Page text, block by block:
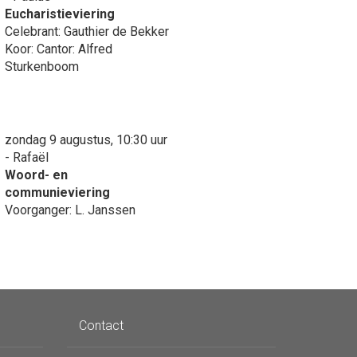
Eucharistieviering
Celebrant: Gauthier de Bekker
Koor: Cantor: Alfred
Sturkenboom
zondag 9 augustus, 10:30 uur
- Rafaël
Woord- en
communieviering
Voorganger: L. Janssen
Contact